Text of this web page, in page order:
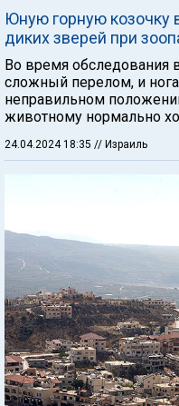
Юную горную козочку
диких зверей при
Во время обследования
сложный перелом, и нога
неправильном
животному нормально
24.04.2024 18:35 // Израиль